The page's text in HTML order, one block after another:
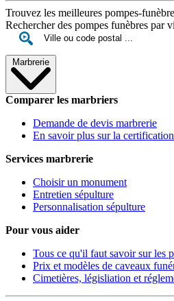
Trouvez les meilleures pompes-
Rechercher des pompes funèbres par
Marbrerie
Comparer les marbriers
Demande de devis marbrerie
En savoir plus sur la
Services marbrerie
Choisir un monument
Entretien sépulture
Personnalisation sépulture
Pour vous aider
Tous ce qu'il faut savoir sur les
Prix et modèles de caveaux
Cimetières, législiation et